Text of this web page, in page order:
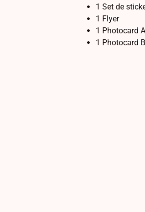
1 Set de
1 Flyer
1 Photocard
1 Photocard